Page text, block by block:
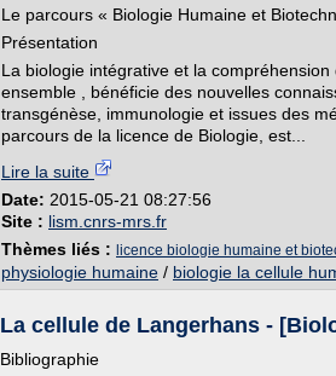
Le parcours « Biologie Humaine et
Présentation
La biologie intégrative et la
ensemble , bénéficie des nouvelles
transgénèse, immunologie et issues des
parcours de la licence de Biologie, est...
Lire la suite
Date: 2015-05-21 08:27:56
Site : lism.cnrs-mrs.fr
Thèmes liés : licence biologie humaine et
physiologie humaine / biologie la cellule
La cellule de Langerhans -
Bibliographie